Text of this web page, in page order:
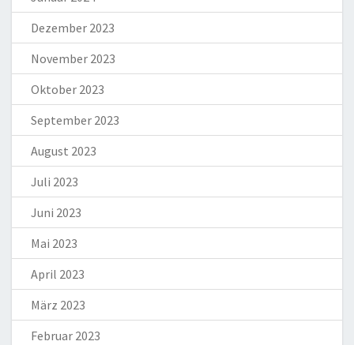
Dezember 2023
November 2023
Oktober 2023
September 2023
August 2023
Juli 2023
Juni 2023
Mai 2023
April 2023
März 2023
Februar 2023